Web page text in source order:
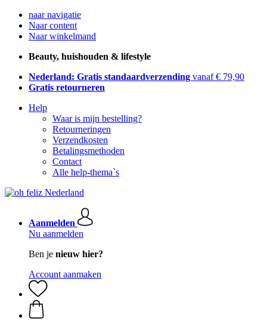
naar navigatie
Naar content
Naar winkelmand
Beauty, huishouden & lifestyle
Nederland: Gratis standaardverzending vanaf € 79,90
Gratis retourneren
Help
Waar is mijn bestelling?
Retourneringen
Verzendkosten
Betalingsmethoden
Contact
Alle help-thema`s
Aanmelden
Nu aanmelden
Ben je nieuw hier?
Account aanmaken